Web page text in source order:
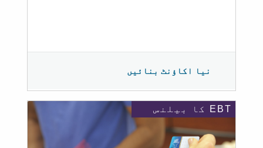
نیا اکاؤنٹ بنائیں
EBT کا بیلنس